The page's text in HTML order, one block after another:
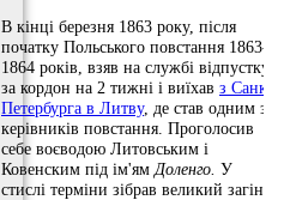
В кінці березня 1863 року, після
початку Польського повстання 1863-
1864 років, взяв на службі відпустку
за кордон на 2 тижні і виїхав з Санкт-
Петербурга в Литву, де став одним з
керівників повстання. Проголосив
себе воєводою Литовським і
Ковенским під ім'ям Доленго. У
стислі терміни зібрав великий загін з